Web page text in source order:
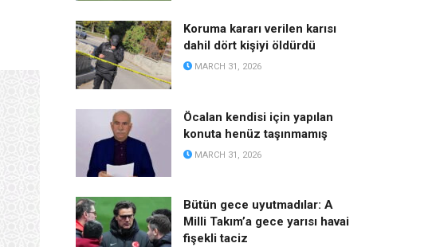
Koruma kararı verilen karısı
dahil dört kişiyi öldürdü
MARCH 31, 2026
Öcalan kendisi için yapılan
konuta henüz taşınmamış
MARCH 31, 2026
Bütün gece uyutmadılar: A
Milli Takım’a gece yarısı havai
fişekli taciz